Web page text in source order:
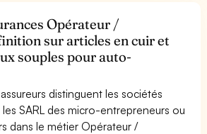
Opérateur /
sur articles en cuir et
souples pour auto-
distinguent les sociétés
SARL des micro-entrepreneurs ou
dans le métier Opérateur /